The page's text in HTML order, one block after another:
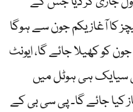
بقیہ میچز کا آغاز یکم جون سے ہوگا
جب کہ ٹورنامنٹ کا فائنل 20 جون کو کھیلا جائے گا، ایونٹ
شرکا کے لیے 22 مئی سیایک ہی ہوٹل میں
کا آغاز کیا جائے گا۔ پی سی بی کے